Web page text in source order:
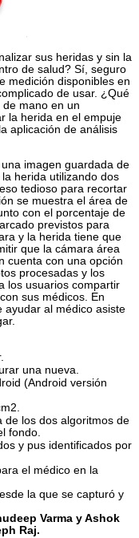
sus heridas y sin la
de salud? Sí, seguro
medición disponibles en
de usar. ¿Qué
mano en un
la herida en el empuje
aplicación de análisis
imagen guardada de
herida utilizando dos
tedioso para recortar
se muestra el área de
con el porcentaje de
previstos para
y la herida tiene que
que la cámara área
cuenta con una opción
procesadas y los
los usuarios compartir
sus médicos. En
ayudar al médico asiste
una nueva.
(Android versión
de los dos algoritmos de
fondo.
y pus identificados por
el médico en la
la que se capturó y
Varma y Ashok
Raj.